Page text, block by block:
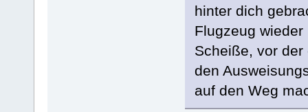
hinter dich
Flugzeug
Scheiße, vor
den
auf den Weg